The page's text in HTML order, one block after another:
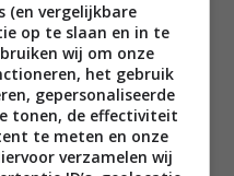
en de dubbele
de motorkap mag je wel
ook dit toestel de
855-processor.
aan werkgeheugen en
De primaire
(en vergelijkbare
op te slaan en in te
wij om onze
het gebruik
gepersonaliseerde
tonen, de effectiviteit
te meten en onze
verzamelen wij